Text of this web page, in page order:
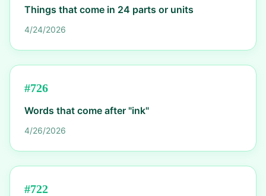
Things that come in 24 parts or units
4/24/2026
#726
Words that come after "ink"
4/26/2026
#722